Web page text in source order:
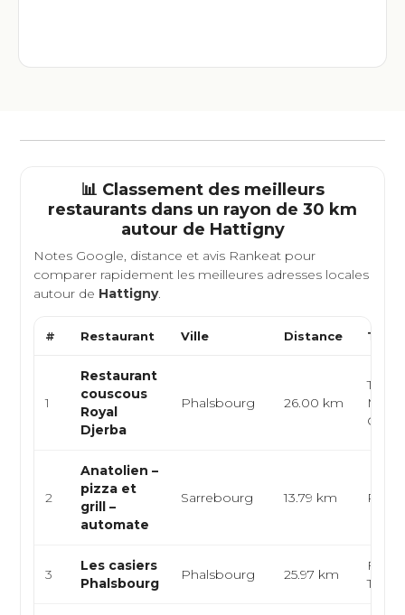
📊 Classement des meilleurs
restaurants dans un rayon de 30 km
autour de Hattigny
Notes Google, distance et avis Rankeat pour
comparer rapidement les meilleures adresses locales
autour de Hattigny.
# Restaurant Ville Distance Type
1
Restaurant
couscous
Royal
Djerba
Phalsbourg 26.00 km
2
Anatolien –
pizza et
grill –
automate
Sarrebourg 13.79 km
3
Les casiers
Phalsbourg
Phalsbourg 25.97 km